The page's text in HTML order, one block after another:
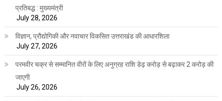
प्रतिबद्ध : मुख्यमंत्री
July 28, 2026
विज्ञान, प्रौद्योगिकी और नवाचार विकसित उत्तराखंड की आधारशिला
July 27, 2026
परमवीर चक्र से सम्मानित वीरों के लिए अनुग्रह राशि डेढ़ करोड़ से बढ़ाकर 2 करोड़ की
जाएगी
July 26, 2026